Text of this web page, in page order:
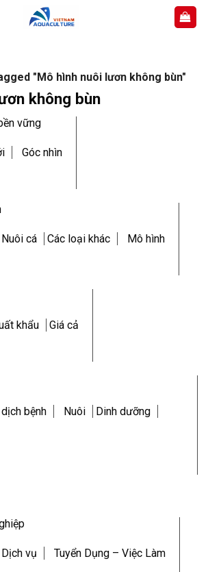
"Mô hình nuôi lươn không bùn"
không bùn
vững
Góc nhìn
Nuôi cá Các loại khác Mô hình
khẩu Giá cả
bệnh Nuôi Dinh dưỡng
vụ Tuyển Dụng – Việc Làm